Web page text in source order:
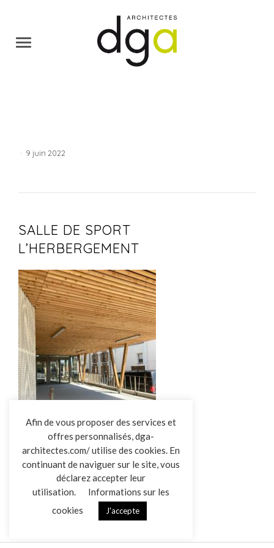
L’AGENCE
RÉALISATIONS
ACTUALITÉS
CONTACT
VENDREDI
· 9 juin 2022
SALLE DE SPORT
L’HERBERGEMENT
Salle de sport L’Herbergement
Afin de vous proposer des services et
offres personnalisés, dga-
architectes.com/ utilise des cookies. En
continuant de naviguer sur le site, vous
déclarez accepter leur
utilisation.
Informations sur les
cookies
J'accepte